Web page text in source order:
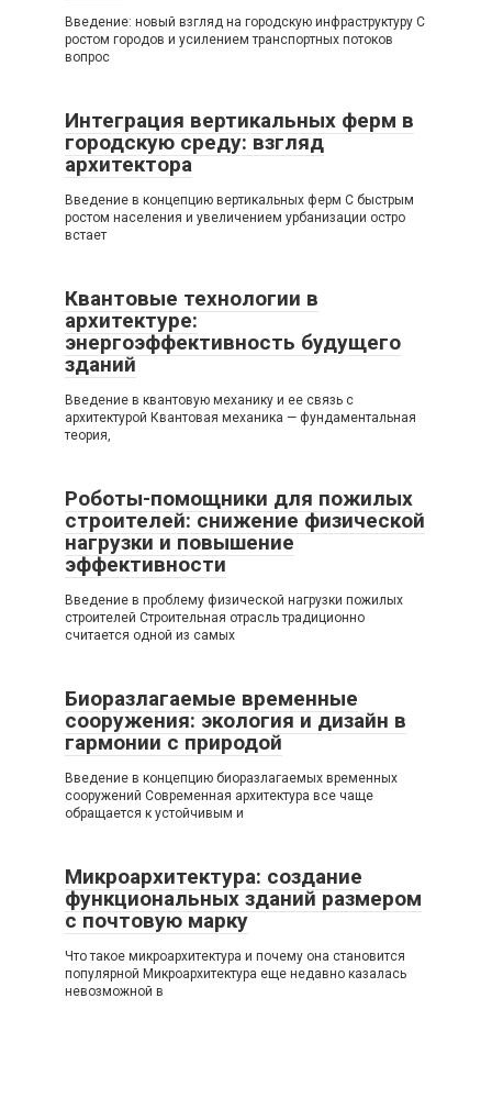
Введение: новый взгляд на городскую инфраструктуру С
ростом городов и усилением транспортных потоков
вопрос
Интеграция вертикальных ферм в
городскую среду: взгляд
архитектора
Введение в концепцию вертикальных ферм С быстрым
ростом населения и увеличением урбанизации остро
встает
Квантовые технологии в
архитектуре:
энергоэффективность будущего
зданий
Введение в квантовую механику и ее связь с
архитектурой Квантовая механика — фундаментальная
теория,
Роботы-помощники для пожилых
строителей: снижение физической
нагрузки и повышение
эффективности
Введение в проблему физической нагрузки пожилых
строителей Строительная отрасль традиционно
считается одной из самых
Биоразлагаемые временные
сооружения: экология и дизайн в
гармонии с природой
Введение в концепцию биоразлагаемых временных
сооружений Современная архитектура все чаще
обращается к устойчивым и
Микроархитектура: создание
функциональных зданий размером
с почтовую марку
Что такое микроархитектура и почему она становится
популярной Микроархитектура еще недавно казалась
невозможной в